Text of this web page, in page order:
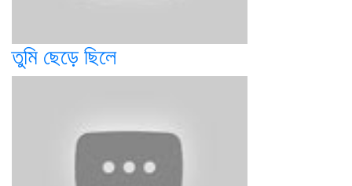
তুমি ছেড়ে ছিলে